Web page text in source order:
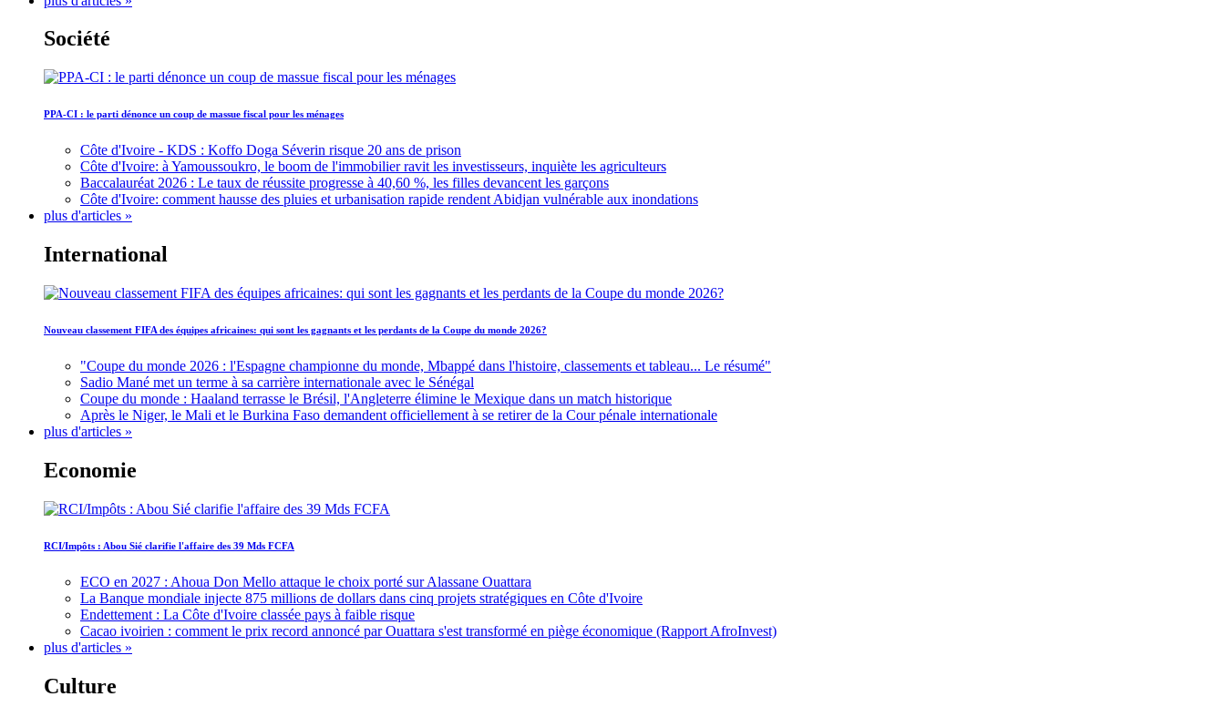
Société
PPA-CI : le parti dénonce un coup de massue fiscal pour les ménages
Côte d'Ivoire - KDS : Koffo Doga Séverin risque 20 ans de prison
Côte d'Ivoire: à Yamoussoukro, le boom de l'immobilier ravit les investisseurs, inquiète les agriculteurs
Baccalauréat 2026 : Le taux de réussite progresse à 40,60 %, les filles devancent les garçons
Côte d'Ivoire: comment hausse des pluies et urbanisation rapide rendent Abidjan vulnérable aux inondations
plus d'articles »
International
Nouveau classement FIFA des équipes africaines: qui sont les gagnants et les perdants de la Coupe du monde 2026?
"Coupe du monde 2026 : l'Espagne championne du monde, Mbappé dans l'histoire, classements et tableau... Le résumé"
Sadio Mané met un terme à sa carrière internationale avec le Sénégal
Coupe du monde : Haaland terrasse le Brésil, l'Angleterre élimine le Mexique dans un match historique
Après le Niger, le Mali et le Burkina Faso demandent officiellement à se retirer de la Cour pénale internationale
plus d'articles »
Economie
RCI/Impôts : Abou Sié clarifie l'affaire des 39 Mds FCFA
ECO en 2027 : Ahoua Don Mello attaque le choix porté sur Alassane Ouattara
La Banque mondiale injecte 875 millions de dollars dans cinq projets stratégiques en Côte d'Ivoire
Endettement : La Côte d'Ivoire classée pays à faible risque
Cacao ivoirien : comment le prix record annoncé par Ouattara s'est transformé en piège économique (Rapport AfroInvest)
plus d'articles »
Culture